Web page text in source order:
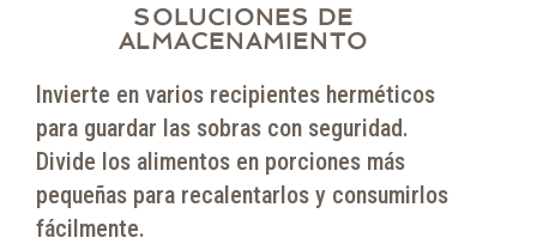
SOLUCIONES DE
ALMACENAMIENTO
Invierte en varios recipientes herméticos
para guardar las sobras con seguridad.
Divide los alimentos en porciones más
pequeñas para recalentarlos y consumirlos
fácilmente.